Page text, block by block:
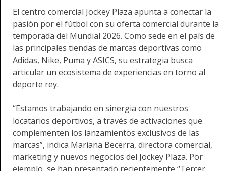
El centro comercial Jockey Plaza apunta a conectar la
pasión por el fútbol con su oferta comercial durante la
temporada del Mundial 2026. Como sede en el país de
las principales tiendas de marcas deportivas como
Adidas, Nike, Puma y ASICS, su estrategia busca
articular un ecosistema de experiencias en torno al
deporte rey.
“Estamos trabajando en sinergia con nuestros
locatarios deportivos, a través de activaciones que
complementen los lanzamientos exclusivos de las
marcas”, indica Mariana Becerra, directora comercial,
marketing y nuevos negocios del Jockey Plaza. Por